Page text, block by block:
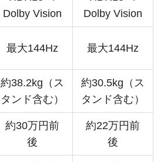
Dolby Vision
Dolby Vision
最大144Hz 最大144Hz
約38.2kg（ス
タンド含む）
約30.5kg（ス
タンド含む）
約30万円前
後
約22万円前
後